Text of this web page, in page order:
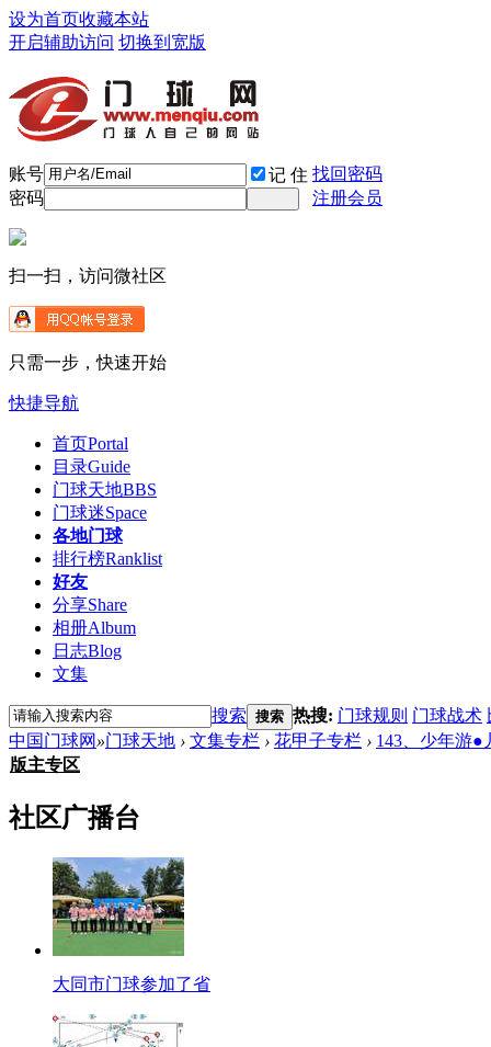
设为首页收藏本站
开启辅助访问 切换到宽版
账号 记 住 找回密码
密码
注册会员
扫一扫，访问微社区
只需一步，快速开始
快捷导航
首页Portal
目录Guide
门球天地BBS
门球迷Space
各地门球
排行榜Ranklist
好友
分享Share
相册Album
日志Blog
文集
搜索 搜索 热搜: 门球规则 门球战术
中国门球网 »门球天地 › 文集专栏 › 花甲子专栏 › 143、少年游●
版主专区
社区广播台
大同市门球参加了省